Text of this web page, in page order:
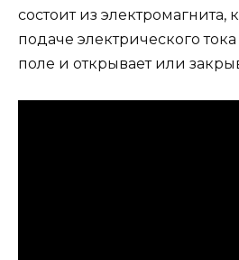
состоит из электромагнита,
подаче электрического
поле и открывает или